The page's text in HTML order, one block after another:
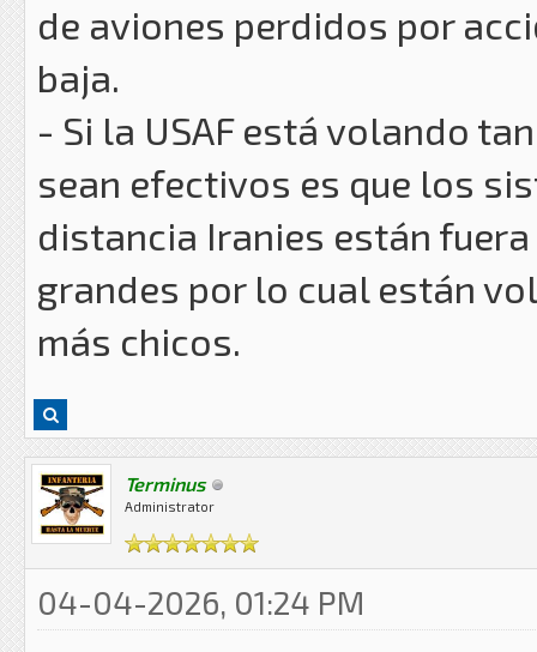
de aviones perdidos por
baja.
- Si la USAF está volando
sean efectivos es que los
distancia Iranies están
grandes por lo cual están
más chicos.
Terminus
Administrator
04-04-2026, 01:24 PM